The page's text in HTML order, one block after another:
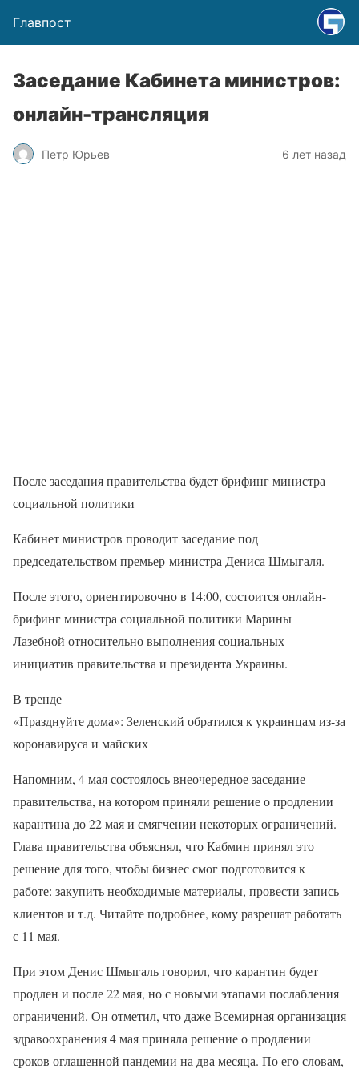
Главпост
Заседание Кабинета министров:
онлайн-трансляция
Петр Юрьев 6 лет назад
После заседания правительства будет брифинг министра
социальной политики
Кабинет министров проводит заседание под
председательством премьер-министра Дениса Шмыгаля.
После этого, ориентировочно в 14:00, состоится онлайн-
брифинг министра социальной политики Марины
Лазебной относительно выполнения социальных
инициатив правительства и президента Украины.
В тренде
«Празднуйте дома»: Зеленский обратился к украинцам из-за
коронавируса и майских
Напомним, 4 мая состоялось внеочередное заседание
правительства, на котором приняли решение о продлении
карантина до 22 мая и смягчении некоторых ограничений.
Глава правительства объяснял, что Кабмин принял это
решение для того, чтобы бизнес смог подготовится к
работе: закупить необходимые материалы, провести запись
клиентов и т.д. Читайте подробнее, кому разрешат работать
с 11 мая.
При этом Денис Шмыгаль говорил, что карантин будет
продлен и после 22 мая, но с новыми этапами послабления
ограничений. Он отметил, что даже Всемирная организация
здравоохранения 4 мая приняла решение о продлении
сроков оглашенной пандемии на два месяца. По его словам,